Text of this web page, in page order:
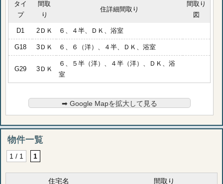
タイ
プ
間取
り
住詳細間取り
間取り
図
D1 2ＤＫ ６、４半、ＤＫ、浴室
G18 3ＤＫ ６、６（洋）、４半、ＤＫ、浴室
G29 3ＤＫ
６、５半（洋）、４半（洋）、ＤＫ、浴
室
➡︎ Google Mapを拡大して見る
物件一覧
1 / 1 1
住宅名
間取り